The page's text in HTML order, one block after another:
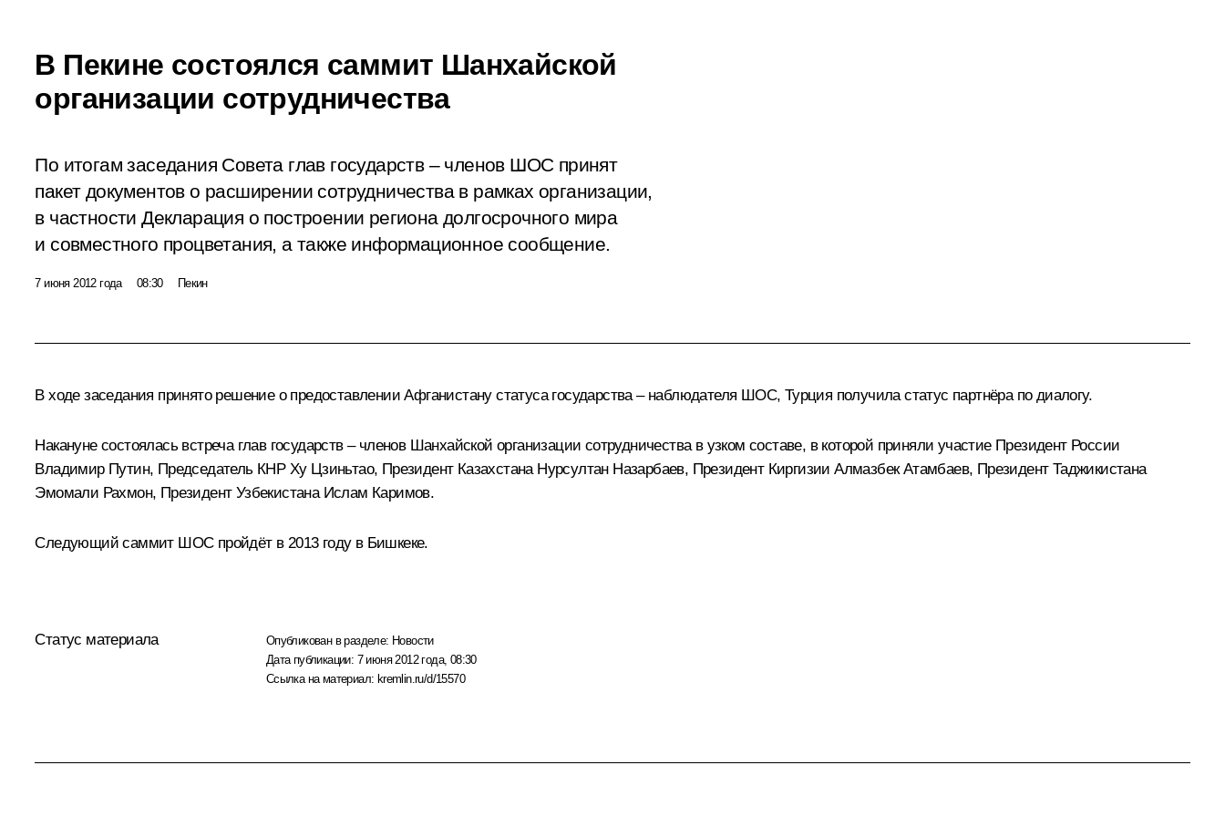
В Пекине состоялся саммит Шанхайской
организации сотрудничества
По итогам заседания Совета глав государств – членов ШОС принят
пакет документов о расширении сотрудничества в рамках организации,
в частности Декларация о построении региона долгосрочного мира
и совместного процветания, а также информационное сообщение.
7 июня 2012 года 08:30 Пекин
В ходе заседания принято решение о предоставлении Афганистану статуса государства – наблюдателя ШОС, Турция получила статус партнёра по диалогу.
Накануне состоялась встреча глав государств – членов Шанхайской организации сотрудничества в узком составе, в которой приняли участие Президент России
Владимир Путин, Председатель КНР Ху Цзиньтао, Президент Казахстана Нурсултан Назарбаев, Президент КиргизииАлмазбек Атамбаев, Президент Таджикистана
Эмомали Рахмон, Президент Узбекистана Ислам Каримов.
Следующий саммит ШОС пройдёт в 2013 году в Бишкеке.
Статус материала Опубликован в разделе: Новости
Дата публикации: 7 июня 2012 года, 08:30
Ссылка на материал: kremlin.ru/d/15570